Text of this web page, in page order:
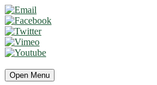
Open Menu